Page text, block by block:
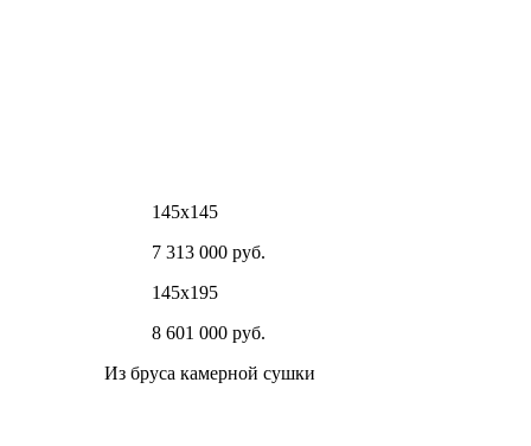
145х145
7 313 000 руб.
145х195
8 601 000 руб.
Из бруса камерной сушки